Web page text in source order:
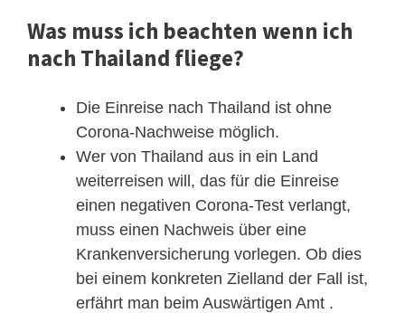
Was muss ich beachten wenn ich
nach Thailand fliege?
Die Einreise nach Thailand ist ohne
Corona-Nachweise möglich.
Wer von Thailand aus in ein Land
weiterreisen will, das für die Einreise
einen negativen Corona-Test verlangt,
muss einen Nachweis über eine
Krankenversicherung vorlegen. Ob dies
bei einem konkreten Zielland der Fall ist,
erfährt man beim Auswärtigen Amt .